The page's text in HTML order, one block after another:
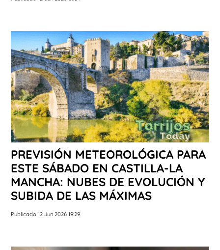
PREVISIÓN METEOROLÓGICA PARA
ESTE SÁBADO EN CASTILLA-LA
MANCHA: NUBES DE EVOLUCIÓN Y
SUBIDA DE LAS MÁXIMAS
Publicado 12 Jun 2026 19:29